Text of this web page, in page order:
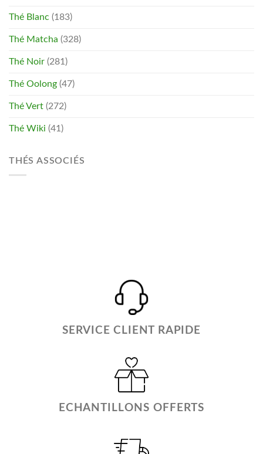
Thé Blanc (183)
Thé Matcha (328)
Thé Noir (281)
Thé Oolong (47)
Thé Vert (272)
Thé Wiki (41)
THÉS ASSOCIÉS
SERVICE CLIENT RAPIDE
ECHANTILLONS OFFERTS